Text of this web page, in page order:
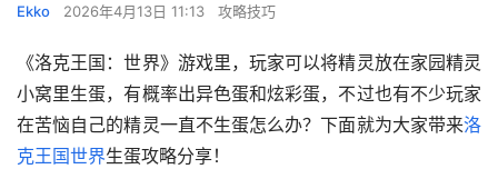
Ekko 2026年4月13日 11:13 攻略技巧
《洛克王国：世界》游戏里，玩家可以将精灵放在家园精灵
小窝里生蛋，有概率出异色蛋和炫彩蛋，不过也有不少玩家
在苦恼自己的精灵一直不生蛋怎么办？下面就为大家带来洛
克王国世界生蛋攻略分享！